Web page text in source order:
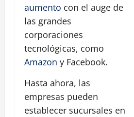
aumento con el auge de
las grandes
corporaciones
tecnológicas, como
Amazon y Facebook.
Hasta ahora, las
empresas pueden
establecer sucursales en